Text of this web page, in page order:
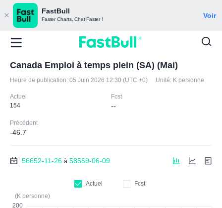
FastBull
Faster Charts, Chat Faster！ Voir
Canada Emploi à temps plein (SA) (Mai)
Heure de publication: 05 Juin 2026 12:30 (UTC +0) Unité: K personne
Actuel
154
Fcst
--
Précédent
-46.7
56652-11-26 à 58569-06-09
Actuel
Fcst
(K personne)